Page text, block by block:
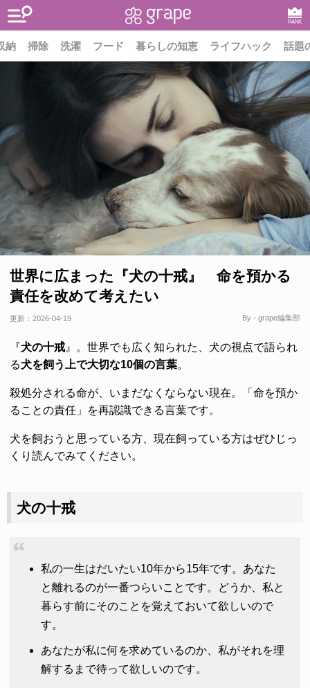
RANK
納 掃除 洗濯 フード 暮らしの知恵 ライフハック 話題
世界に広まった『犬の十戒』 命を預かる
責任を改めて考えたい
更新： 2026-04-19 By - grape編集部
『犬の十戒 』。世界でも広く知られた、犬の視点で語られ
る犬を飼う上で大切な10個の言葉。
殺処分される命が、いまだなくならない現在。「命を預か
ることの責任」を再認識できる言葉です。
犬を飼おうと思っている方、現在飼っている方はぜひじっ
くり読んでみてください。
犬の十戒
私の一生はだいたい10年から15年です。あなた
と離れるのが一番つらいことです。どうか、私と
暮らす前にそのことを覚えておいて欲しいので
す。
あなたが私に何を求めているのか、私がそれを理
解するまで待って欲しいのです。